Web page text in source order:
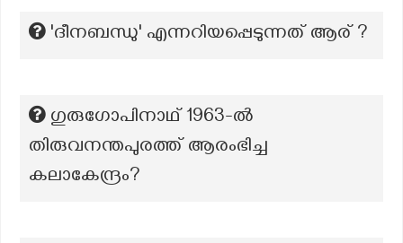
'ദീനബന്ധു' എന്നറിയപ്പെടുന്നത് ആര് ?
ഗുരുഗോപിനാഥ് 1963-ൽ
തിരുവനന്തപുരത്ത് ആരംഭിച്ച
കലാകേന്ദ്രം?